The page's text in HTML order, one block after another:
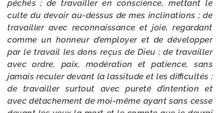
péchés ; de tra­vailler en conscience, met­tant le
culte du devoir au-​dessus de mes incli­na­tions ; de
tra­vailler avec recon­nais­sance et joie, regar­dant
comme un hon­neur d’employer et de déve­lop­per
par le tra­vail les dons reçus de Dieu ; de tra­vailler
avec ordre, paix, modé­ra­tion et patience, sans
jamais recu­ler devant la las­si­tude et les dif­fi­cul­tés ;
de tra­vailler sur­tout avec pure­té d’in­ten­tion et
avec déta­che­ment de moi-​même ayant sans cesse